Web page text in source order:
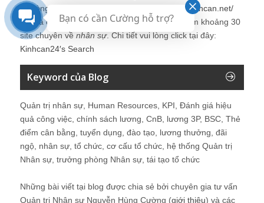
Vui lòng click tại đây để tìm kiếm thêm:
http://kinhcan.net/
Đây là công cụ tìm kiếm được tích hợp tìm kiếm khoảng 30
site chuyên về nhân sự. Chi tiết vui lòng click tại đây:
Kinhcan24′s Search
Keyword của Blog
Quản trị nhân sự, Human Resources, KPI, Đánh giá hiệu
quả công việc, chính sách lương, CnB, lương 3P, BSC, Thẻ
điểm cân bằng, tuyển dụng, đào tạo, lương thưởng, đãi
ngộ, nhân sự, tổ chức, cơ cấu tổ chức, hệ thống Quản trị
Nhân sự, trưởng phòng Nhân sự, tái tạo tổ chức
Những bài viết tại blog được chia sẻ bởi chuyên gia tư vấn
Quản trị Nhân sự Nguyễn Hùng Cường (giới thiệu) và các
Bạn có cần Cường hỗ trợ?